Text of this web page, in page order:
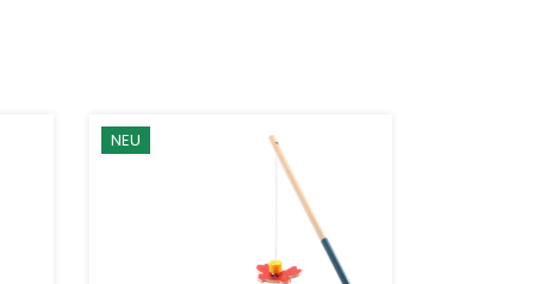
NEU